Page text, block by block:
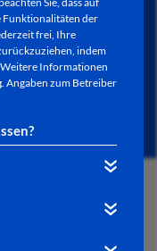
Funktionalitäten der
frei, Ihre
indem
Weitere Informationen
. Angaben zum Betreiber